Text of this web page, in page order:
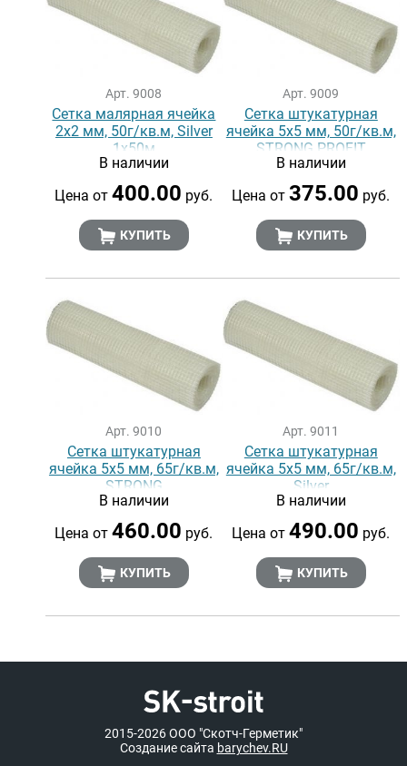
Арт. 9008
Сетка малярная ячейка
2х2 мм, 50г/кв.м, Silver
1х50м
В наличии
Цена от400.00 руб.
КУПИТЬ
Арт. 9009
Сетка штукатурная
ячейка 5х5 мм, 50г/кв.м,
STRONG PROFIT
В наличии
Цена от375.00 руб.
КУПИТЬ
Арт. 9010
Сетка штукатурная
ячейка 5х5 мм, 65г/кв.м,
STRONG
В наличии
Цена от460.00 руб.
КУПИТЬ
Арт. 9011
Сетка штукатурная
ячейка 5х5 мм, 65г/кв.м,
Silver
В наличии
Цена от490.00 руб.
КУПИТЬ
2015-2026ООО "Скотч-Герметик"
Создание сайта barychev.RU